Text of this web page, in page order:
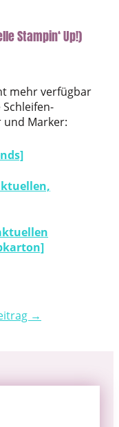
Stampin‘ Up!)
mehr verfügbar
und Marker:
→